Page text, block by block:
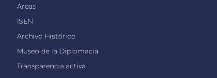
Áreas
ISEN
Archivo Histórico
Museo de la Diplomacia
Transparencia activa